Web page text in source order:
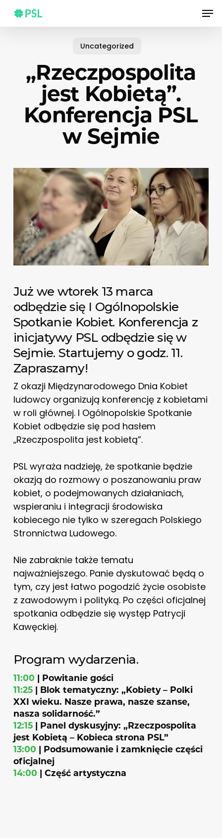
main
Uncategorized
„Rzeczpospolita
jest Kobietą”.
Konferencja PSL
w Sejmie
Już we wtorek 13 marca
odbędzie się I Ogólnopolskie
Spotkanie Kobiet. Konferencja z
inicjatywy PSL odbędzie się w
Sejmie. Startujemy o godz. 11.
Zapraszamy!
Z okazji Międzynarodowego Dnia Kobiet
ludowcy organizują konferencję z kobietami
w roli głównej. I Ogólnopolskie Spotkanie
Kobiet odbędzie się pod hasłem
„Rzeczpospolita jest kobietą”.
PSL wyraża nadzieję, że spotkanie będzie
okazją do rozmowy o poszanowaniu praw
kobiet, o podejmowanych działaniach,
wspieraniu i integracji środowiska
kobiecego nie tylko w szeregach Polskiego
Stronnictwa Ludowego.
Nie zabraknie także tematu
najważniejszego. Panie dyskutować będą o
tym, czy jest łatwo pogodzić życie osobiste
z zawodowym i polityką. Po części oficjalnej
spotkania odbędzie się występ Patrycji
Kawęckiej.
Program wydarzenia.
11:00| Powitanie gości
11:25| Blok tematyczny: „Kobiety – Polki
XXI wieku. Nasze prawa, nasze szanse,
nasza solidarność.”
12:15| Panel dyskusyjny: „Rzeczpospolita
jest Kobietą – Kobieca strona PSL”
13:00| Podsumowanie i zamknięcie części
oficjalnej
14:00| Część artystyczna